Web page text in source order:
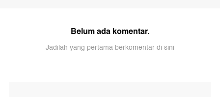
Belum ada komentar.
Jadilah yang pertama berkomentar di sini